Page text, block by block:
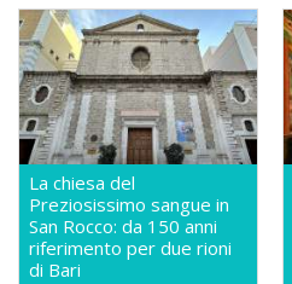
La chiesa del
Preziosissimo sangue in
San Rocco: da 150 anni
riferimento per due rioni
di Bari